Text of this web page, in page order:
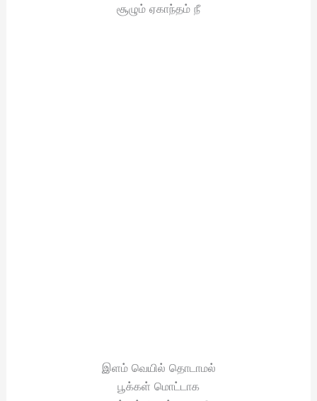
சூழும் ஏகாந்தம் நீ
இளம் வெயில் தொடாமல்
பூக்கள் மொட்டாக